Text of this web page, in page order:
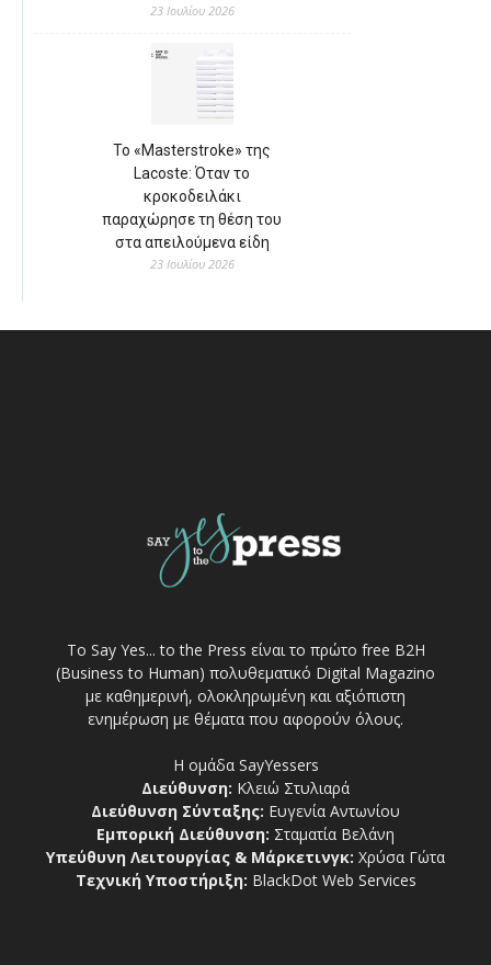
23 Ιουλίου 2026
Το «Masterstroke» της
Lacoste: Όταν το
κροκοδειλάκι
παραχώρησε τη θέση του
στα απειλούμενα είδη
23 Ιουλίου 2026
Το Say Yes... to the Press είναι το πρώτο free Β2Η
(Business to Human) πολυθεματικό Digital Magazino
με καθημερινή, ολοκληρωμένη και αξιόπιστη
ενημέρωση με θέματα που αφορούν όλους.
Η ομάδα SayYessers
Διεύθυνση: Κλειώ Στυλιαρά
Διεύθυνση Σύνταξης: Ευγενία Αντωνίου
Εμπορική Διεύθυνση: Σταματία Βελάνη
Υπεύθυνη Λειτουργίας & Μάρκετινγκ: Χρύσα Γώτα
Τεχνική Υποστήριξη: BlackDot Web Services